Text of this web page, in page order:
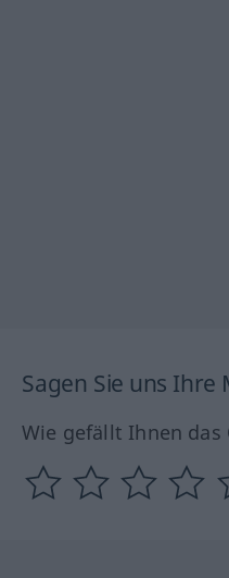
Sagen Sie uns Ihre
Wie gefällt Ihnen das